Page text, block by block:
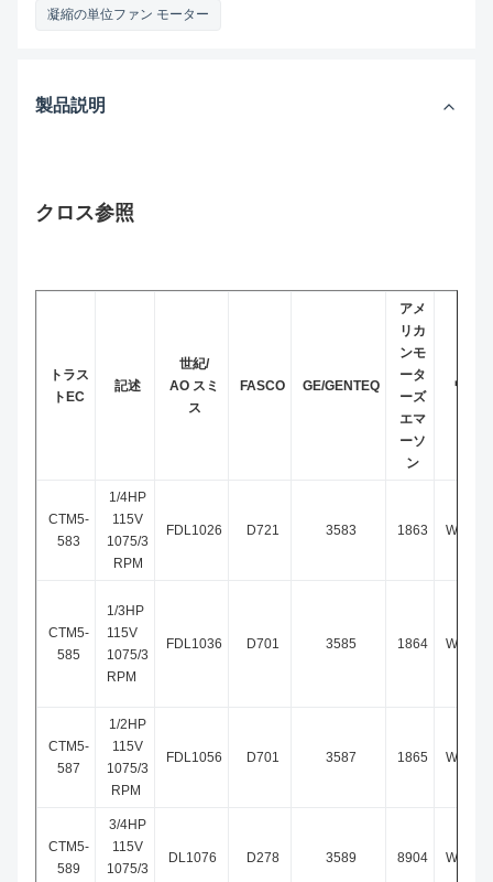
凝縮の単位ファン モーター
製品説明
クロス参照
トラス
トEC
記述
世紀/
AO スミ
ス
FASCO GE/GENTEQ
アメ
リカ
ンモ
ータ
ーズ
エマ
ーソ
ン
ワグ
CTM5-
583
1/4HP
115V
1075/3
RPM
FDL1026 D721 3583 1863
CTM5-
585
1/3HP
115V
1075/3
RPM
FDL1036 D701 3585 1864
CTM5-
587
1/2HP
115V
1075/3
RPM
FDL1056 D701 3587 1865
CTM5-
589
3/4HP
115V
1075/3
DL1076 D278 3589 8904